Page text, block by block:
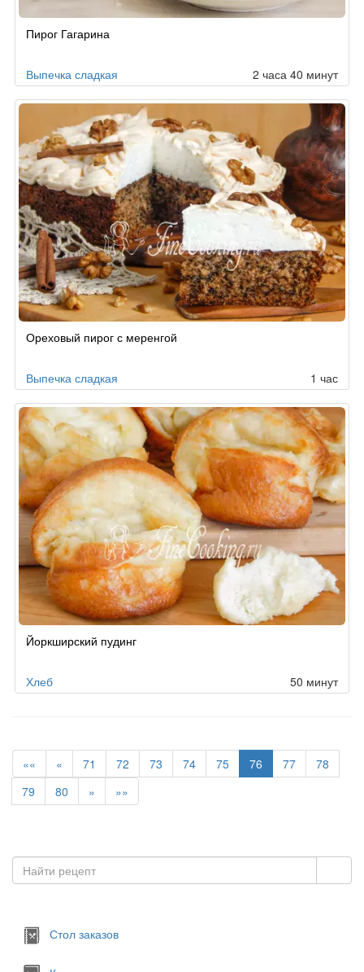
Пирог Гагарина
Выпечка сладкая 2 часа 40 минут
Ореховый пирог с меренгой
Выпечка сладкая 1 час
Йоркширский пудинг
Хлеб 50 минут
«« « 71 72 73 74 75 76 77
78
79
80 » »»
Стол заказов